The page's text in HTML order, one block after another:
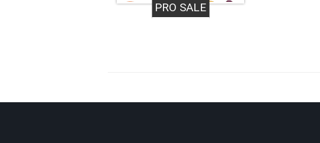
PRO SALE